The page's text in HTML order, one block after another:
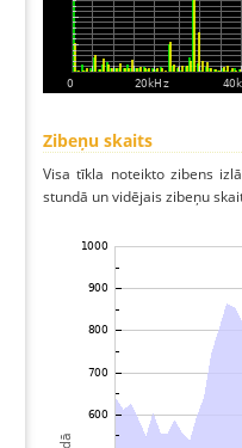
Zibeņu skaits
Visa tīkla noteikto zibens
stundā un vidējais zibeņu